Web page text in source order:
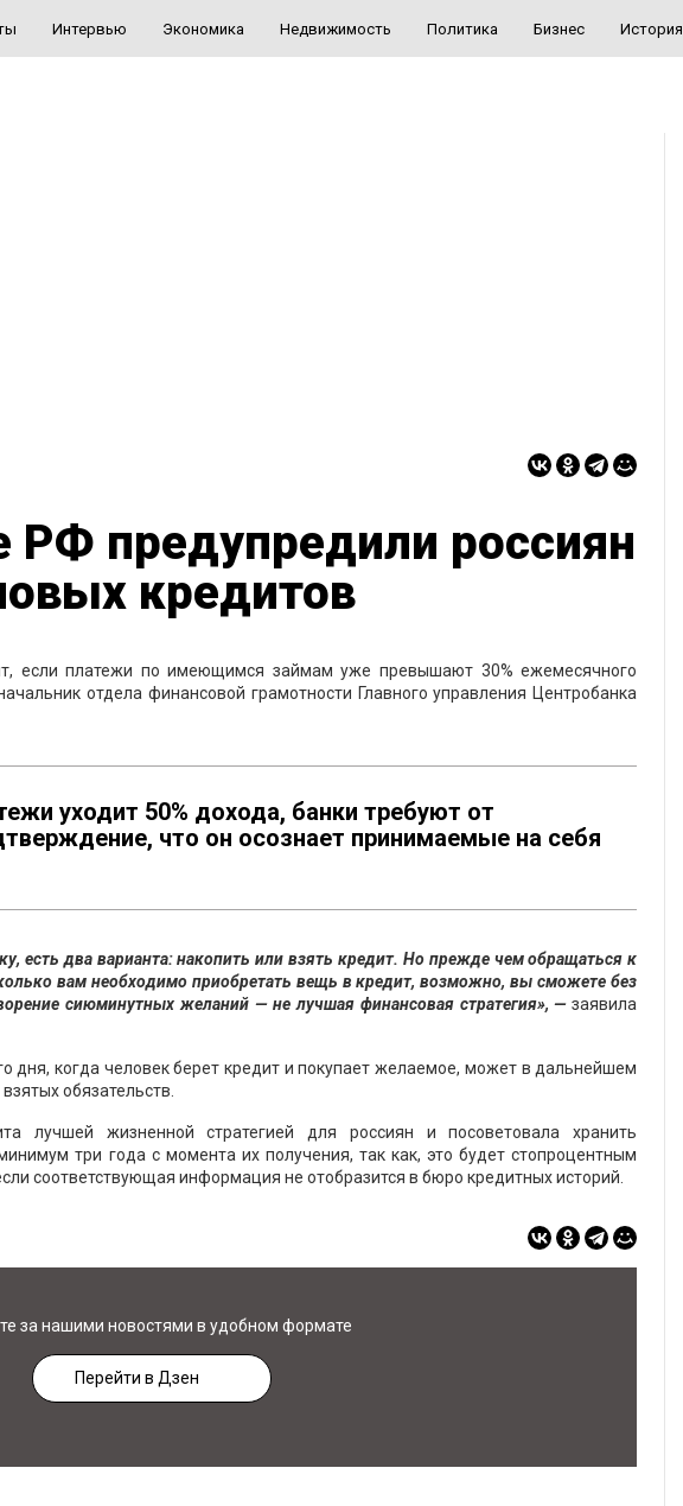
Интервью Экономика Недвижимость Политика Бизнес История
РФ предупредили россиян
кредитов
если платежи по имеющимся займам уже превышают 30% ежемесячного
отдела финансовой грамотности Главного управления Центробанка
уходит 50% дохода, банки требуют от
что он осознает принимаемые на себя
есть два варианта: накопить или взять кредит. Но прежде чем обращаться к
вам необходимо приобретать вещь в кредит, возможно, вы сможете без
сиюминутных желаний — не лучшая финансовая стратегия», —заявила
дня, когда человек берет кредит и покупает желаемое, может в дальнейшем
обязательств.
лучшей жизненной стратегией для россиян и посоветовала хранить
три года с момента их получения, так как, это будет стопроцентным
соответствующая информация не отобразится в бюро кредитных историй.
за нашими новостями в удобном формате
Перейти в Дзен